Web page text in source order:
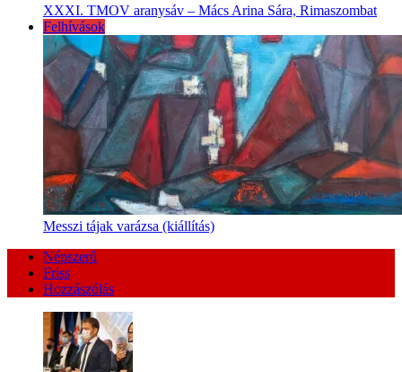
XXXI. TMOV aranysáv – Mács Arina Sára, Rimaszombat
Felhívások
Messzi tájak varázsa (kiállítás)
Népszerű
Friss
Hozzászólás